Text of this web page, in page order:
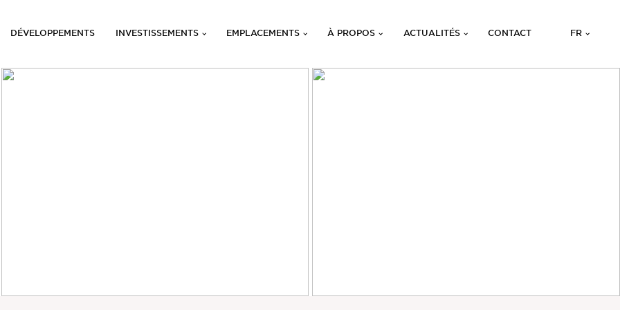
DÉVELOPPEMENTS INVESTISSEMENTS EMPLACEMENTS À PROPOS ACTUALITÉS CONTACT FR